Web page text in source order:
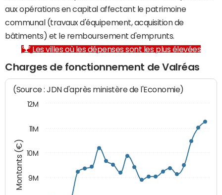
aux opérations en capital affectant le patrimoine
communal (travaux d'équipement, acquisition de
bâtiments) et le remboursement d'emprunts.
Les villes où les dépenses sont les plus élevées
Charges de fonctionnement de Valréas
Montants (€)
(Source : JDN d'après ministère de l'Economie)
9M
10M
11M
12M